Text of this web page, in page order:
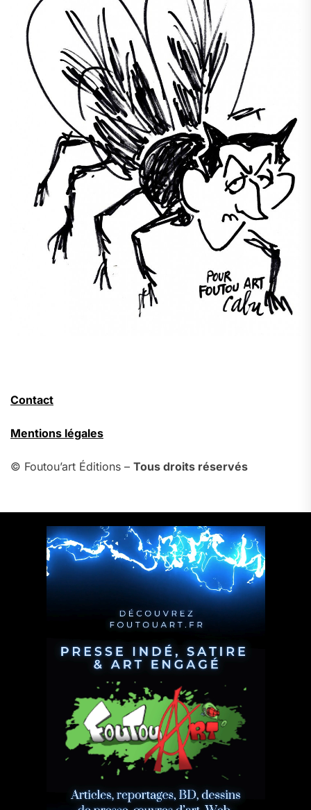
Contact
Mentions légales
© Foutou’art Éditions – Tous droits réservés